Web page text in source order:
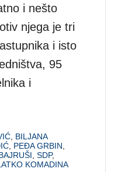
i nešto
njega je tri
i isto
95
i
BILJANA
PEĐA GRBIN
,SDP,
KOMADINA